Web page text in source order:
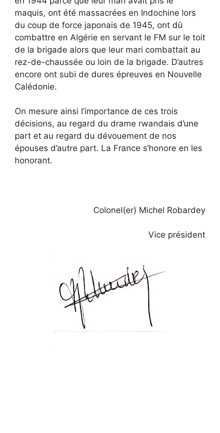
maquis, ont été massacrées en Indochine lors
du coup de force japonais de 1945, ont dû
combattre en Algérie en servant le FM sur le toit
de la brigade alors que leur mari combattait au
rez-de-chaussée ou loin de la brigade. D’autres
encore ont subi de dures épreuves en Nouvelle
Calédonie.
On mesure ainsi l’importance de ces trois
décisions, au regard du drame rwandais d’une
part et au regard du dévouement de nos
épouses d’autre part. La France s’honore en les
honorant.
Colonel(er) Michel Robardey
Vice président